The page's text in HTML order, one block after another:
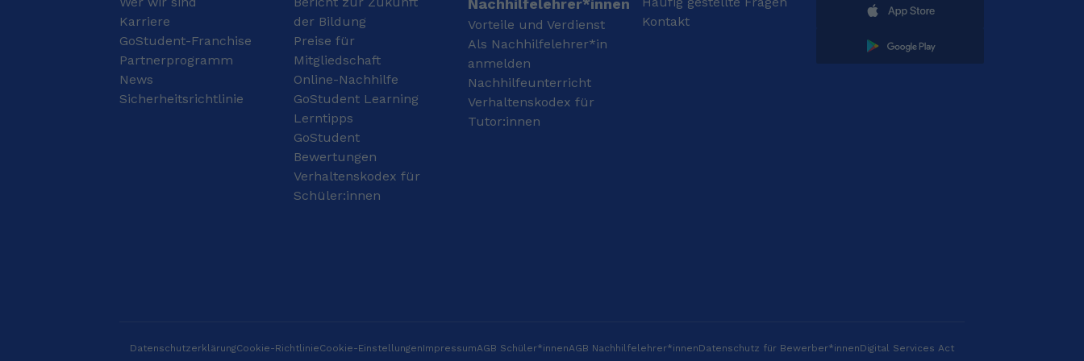
der Firma Cisco im
Bereich Networking
(CCNA) und Machine-
Nachhilfe bei der
Physik, Inf.) 3 Jahre
dort mein Vorteil.
Gerade studiere ich
Innenarchitektur an der
Hochschule für Technik
Stuttgart was mir sehr
gut gefällt. Neben
meinem Studium gebe
ich hier auf Gostudent
Karriere
GoStudent-Franchise
Partnerprogramm
News
Sicherheitsrichtlinie
der Bildung
Preise für
Mitgliedschaft
Online-Nachhilfe
GoStudent Learning
Lerntipps
GoStudent
Bewertungen
Verhaltenskodex für
Schüler:innen
Nachhilfelehrer*innen
Vorteile und Verdienst
Als Nachhilfelehrer*in
anmelden
Nachhilfeunterricht
Verhaltenskodex für
Tutor:innen
Kontakt
DatenschutzerklärungCookie-RichtlinieCookie-EinstellungenImpressumAGB Schüler*innenAGB Nachhilfelehrer*innenDatenschutz für Bewerber*innenDigital Services Act